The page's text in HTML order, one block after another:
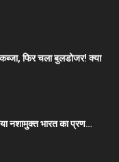
फिर चला बुलडोजर! क्या
नशामुक्त भारत का प्रण…